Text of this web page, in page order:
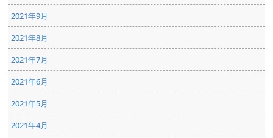
2021年9月
2021年8月
2021年7月
2021年6月
2021年5月
2021年4月